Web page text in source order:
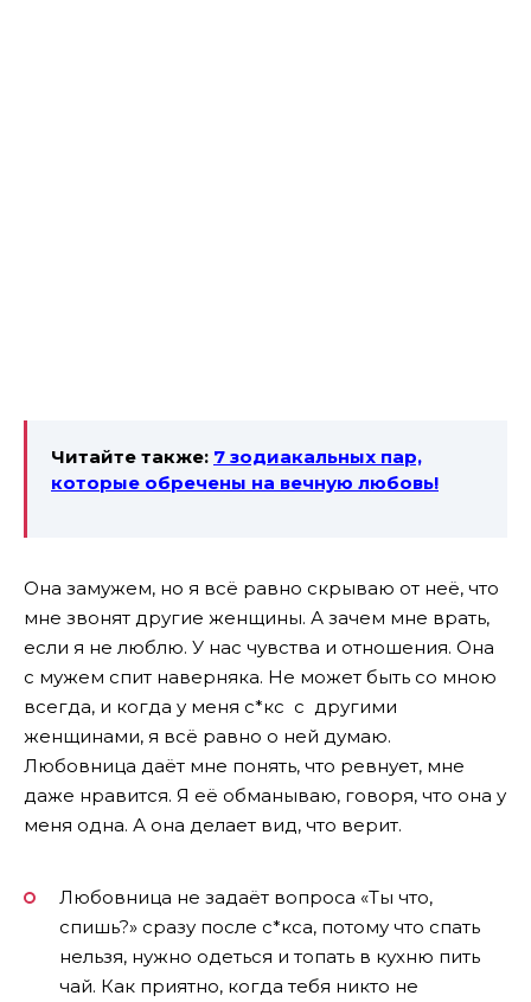
Читайте также: 7 зодиакальных пар,
которые обречены на вечную любовь!
Она замужем, но я всё равно скрываю от неё, что
мне звонят другие женщины. А зачем мне врать,
если я не люблю. У нас чувства и отношения. Она
с мужем спит наверняка. Не может быть со мною
всегда, и когда у меня с*кс с другими
женщинами, я всё равно о ней думаю.
Любовница даёт мне понять, что ревнует, мне
даже нравится. Я её обманываю, говоря, что она у
меня одна. А она делает вид, что верит.
Любовница не задаёт вопроса «Ты что,
спишь?» сразу после с*кса, потому что спать
нельзя, нужно одеться и топать в кухню пить
чай. Как приятно, когда тебя никто не